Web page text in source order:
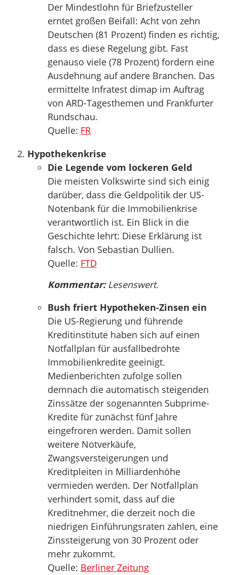
Der Mindestlohn für Briefzusteller
erntet großen Beifall: Acht von zehn
Deutschen (81 Prozent) finden es richtig,
dass es diese Regelung gibt. Fast
genauso viele (78 Prozent) fordern eine
Ausdehnung auf andere Branchen. Das
ermittelte Infratest dimap im Auftrag
von ARD-Tagesthemen und Frankfurter
Rundschau.
Quelle: FR
Hypothekenkrise
Die Legende vom lockeren Geld
Die meisten Volkswirte sind sich einig
darüber, dass die Geldpolitik der US-
Notenbank für die Immobilienkrise
verantwortlich ist. Ein Blick in die
Geschichte lehrt: Diese Erklärung ist
falsch. Von Sebastian Dullien.
Quelle: FTD
Kommentar:Lesenswert.
Bush friert Hypotheken-Zinsen ein
Die US-Regierung und führende
Kreditinstitute haben sich auf einen
Notfallplan für ausfallbedrohte
Immobilienkredite geeinigt.
Medienberichten zufolge sollen
demnach die automatisch steigenden
Zinssätze der sogenannten Subprime-
Kredite für zunächst fünf Jahre
eingefroren werden. Damit sollen
weitere Notverkäufe,
Zwangsversteigerungen und
Kreditpleiten in Milliardenhöhe
vermieden werden. Der Notfallplan
verhindert somit, dass auf die
Kreditnehmer, die derzeit noch die
niedrigen Einführungsraten zahlen, eine
Zinssteigerung von 30 Prozent oder
mehr zukommt.
Quelle: Berliner Zeitung